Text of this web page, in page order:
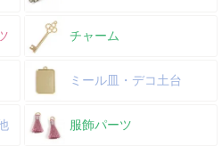
チャーム
ミール皿・デコ土台
服飾パーツ